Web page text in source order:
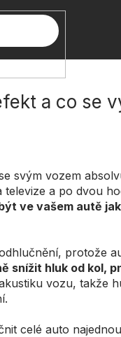
a co se
svým vozem
a po dvou
ve vašem autě
protože
snížit hluk od kol,
vozu, takže
celé auto